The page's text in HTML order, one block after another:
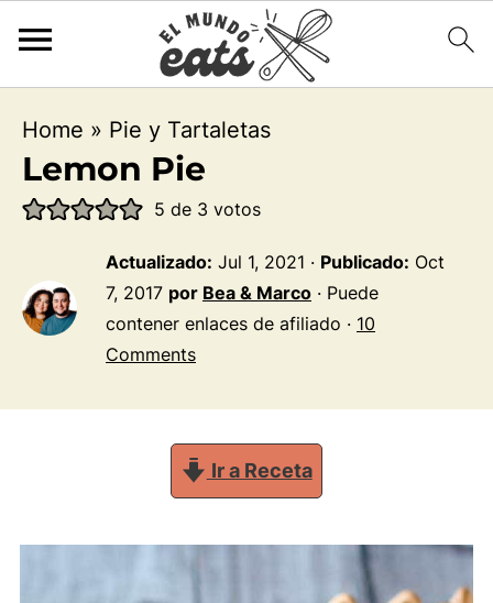
Home » Pie y Tartaletas
Lemon Pie
5 de 3 votos
Actualizado: Jul 1, 2021 · Publicado: Oct
7, 2017 por Bea & Marco · Puede
contener enlaces de afiliado · 10
Comments
Ir a Receta